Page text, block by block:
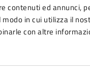
contenuti ed annunci,
in cui utilizza il
con altre